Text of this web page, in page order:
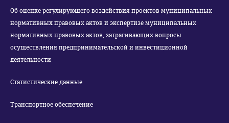
Об оценке регулирующего воздействия проектов муниципальных
нормативных правовых актов и экспертизе муниципальных
нормативных правовых актов, затрагивающих вопросы
осуществления предпринимательской и инвестиционной
деятельности
Статистические данные
Транспортное обеспечение